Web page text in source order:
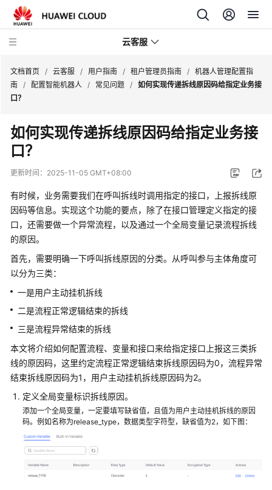
云客服
品
介
绍
快
速
入
门
用
户
指
云
控
台
操
作
指
南
租
户
管
理
文档首页 / 云客服 / 用户指南 / 租户管理员指南 / 机器人管理配置指
南 / 配置智能机器人 / 常见问题 / 如何实现传递拆线原因码给指定业务接
口？
如何实现传递拆线原因码给指定业务接
口？
更新时间： 2025-11-05 GMT+08:00
有时候，业务需要我们在呼叫拆线时调用指定的接口，上报拆线原
因码等信息。实现这个功能的要点，除了在接口管理定义指定的接
口，还需要做一个异常流程，以及通过一个全局变量记录流程拆线
的原因。
首先，需要明确一下呼叫拆线原因的分类。从呼叫参与主体角度可
以分为三类：
一是用户主动挂机拆线
二是流程正常逻辑结束的拆线
三是流程异常结束的拆线
本文将介绍如何配置流程、变量和接口来给指定接口上报这三类拆
线的原因码，这里约定流程正常逻辑结束拆线原因码为0，流程异常
结束拆线原因码为1，用户主动挂机拆线原因码为2。
定义全局变量标识拆线原因。
添加一个全局变量，一定要填写缺省值，且值为用户主动挂机拆线的原因
码。例如名称为release_type，数据类型字符型，缺省值为2，如下图：